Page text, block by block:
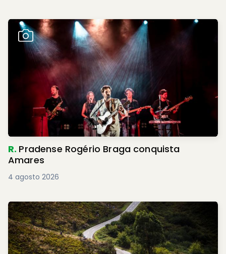
R. Pradense Rogério Braga conquista
Amares
4 agosto 2026